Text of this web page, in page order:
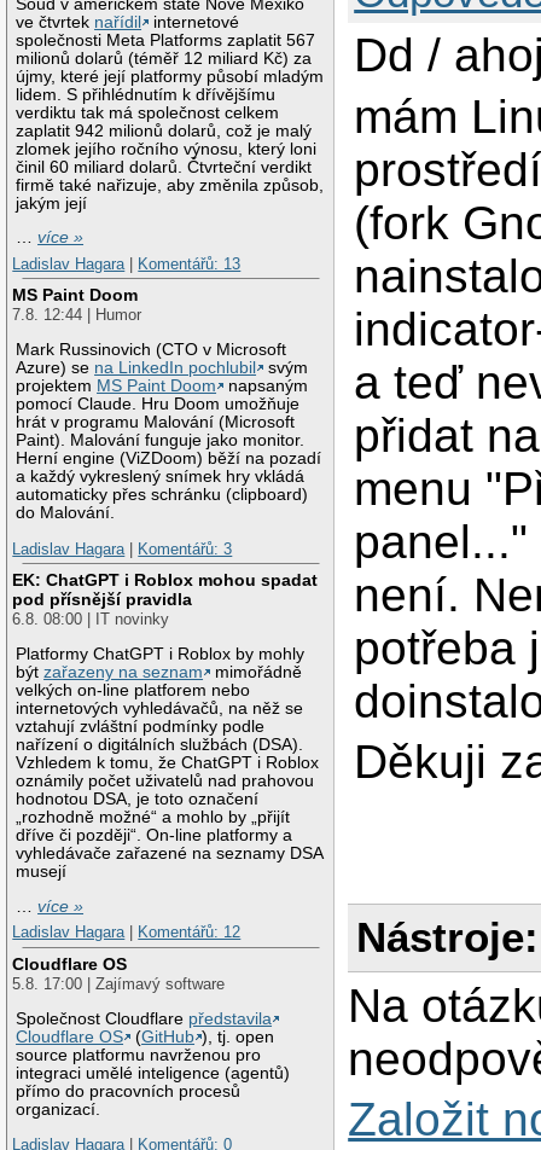
Soud v americkém státě Nové Mexiko
ve čtvrtek nařídil
internetové
společnosti Meta Platforms zaplatit 567
milionů dolarů (téměř 12 miliard Kč) za
újmy, které její platformy působí mladým
lidem. S přihlédnutím k dřívějšímu
verdiktu tak má společnost celkem
zaplatit 942 milionů dolarů, což je malý
zlomek jejího ročního výnosu, který loni
činil 60 miliard dolarů. Čtvrteční verdikt
firmě také nařizuje, aby změnila způsob,
jakým její
…více »
Ladislav Hagara
Komentářů: 13
MS Paint Doom
7.8. 12:44 | Humor
Mark Russinovich (CTO v Microsoft
Azure) se na LinkedIn pochlubil
svým
projektem MS Paint Doom
napsaným
pomocí Claude. Hru Doom umožňuje
hrát v programu Malování (Microsoft
Paint). Malování funguje jako monitor.
Herní engine (ViZDoom) běží na pozadí
a každý vykreslený snímek hry vkládá
automaticky přes schránku (clipboard)
do Malování.
Ladislav Hagara
Komentářů: 3
EK: ChatGPT i Roblox mohou spadat
pod přísnější pravidla
6.8. 08:00 | IT novinky
Platformy ChatGPT i Roblox by mohly
býtzařazeny na seznam
mimořádně
velkých on-line platforem nebo
internetových vyhledávačů, na něž se
vztahují zvláštní podmínky podle
nařízení o digitálních službách (DSA).
Vzhledem k tomu, že ChatGPT i Roblox
oznámily počet uživatelů nad prahovou
hodnotou DSA, je toto označení
„rozhodně možné“ a mohlo by „přijít
dříve či později“. On-line platformy a
vyhledávače zařazené na seznamy DSA
musejí
…více »
Ladislav Hagara| Komentářů: 12
Cloudflare OS
5.8. 17:00 | Zajímavý software
Společnost Cloudflare představila
Cloudflare OS
(GitHub ), tj. open
source platformu navrženou pro
integraci umělé inteligence (agentů)
přímo do pracovních procesů
organizací.
Ladislav Hagara| Komentářů: 0
Dd /
mám
(fork
a teď
přidat
menu
není.
potřeba
Děkuji
Nástroje:
Na
Založit